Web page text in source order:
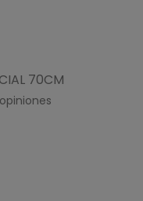
70CM
opiniones